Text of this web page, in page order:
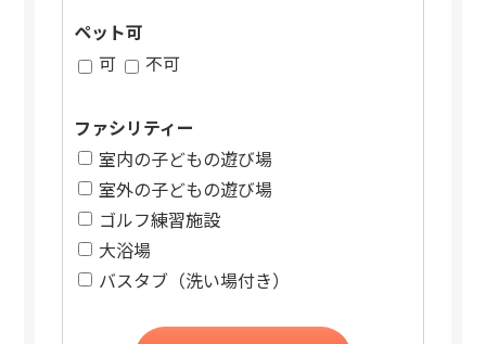
ペット可
可
不可
ファシリティー
室内の子どもの遊び場
室外の子どもの遊び場
ゴルフ練習施設
大浴場
バスタブ（洗い場付き）